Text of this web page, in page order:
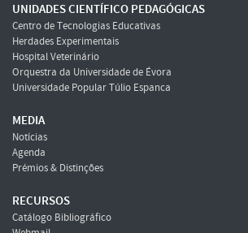
UNIDADES CIENTÍFICO PEDAGÓGICAS
Centro de Tecnologias Educativas
Herdades Experimentais
Hospital Veterinário
Orquestra da Universidade de Évora
Universidade Popular Túlio Espanca
MEDIA
Notícias
Agenda
Prémios & Distinções
RECURSOS
Catálogo Bibliográfico